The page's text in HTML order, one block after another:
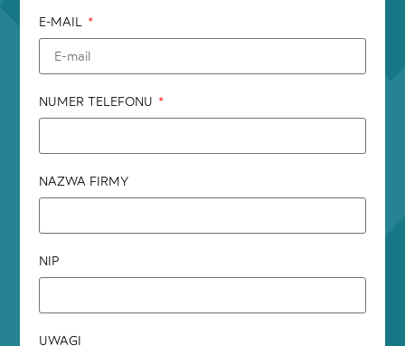
E-MAIL
NUMER TELEFONU
NAZWA FIRMY
NIP
UWAGI